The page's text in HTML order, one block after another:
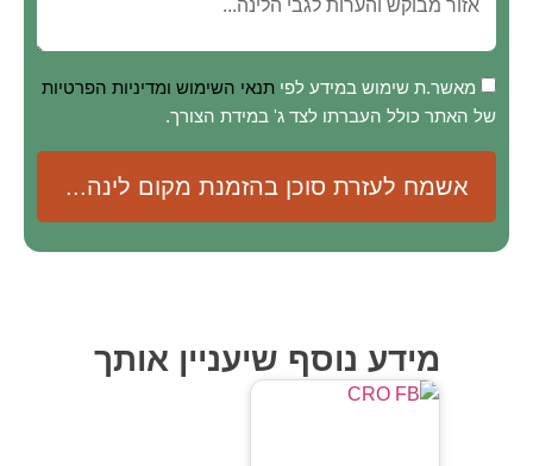
מאשר.ת שימוש במידע לפי תנאי השימוש ומדיניות הפרטיות
של האתר כולל העברתו לצד ג' במידת הצורך.
אשמח לעזרת סוכן בהזמנת מקום לינה...
מידע נוסף שיעניין אותך